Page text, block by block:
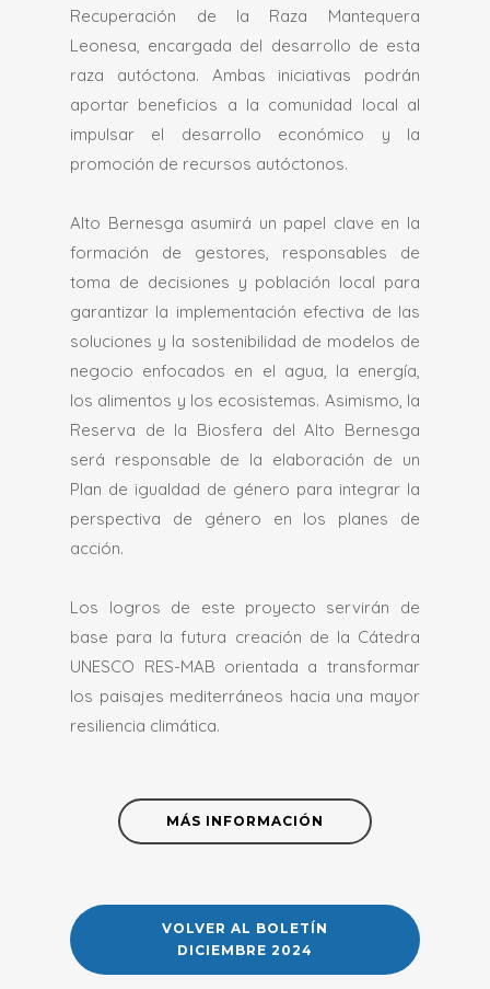
Recuperación de la Raza Mantequera
Leonesa, encargada del desarrollo de esta
raza autóctona. Ambas iniciativas podrán
aportar beneficios a la comunidad local al
impulsar el desarrollo económico y la
promoción de recursos autóctonos.
Alto Bernesga asumirá un papel clave en la
formación de gestores, responsables de
toma de decisiones y población local para
garantizar la implementación efectiva de las
soluciones y la sostenibilidad de modelos de
negocio enfocados en el agua, la energía,
los alimentos y los ecosistemas. Asimismo, la
Reserva de la Biosfera del Alto Bernesga
será responsable de la elaboración de un
Plan de igualdad de género para integrar la
perspectiva de género en los planes de
acción.
Los logros de este proyecto servirán de
base para la futura creación de la Cátedra
UNESCO RES-MAB orientada a transformar
los paisajes mediterráneos hacia una mayor
resiliencia climática.
MÁS INFORMACIÓN
VOLVER AL BOLETÍN
DICIEMBRE 2024